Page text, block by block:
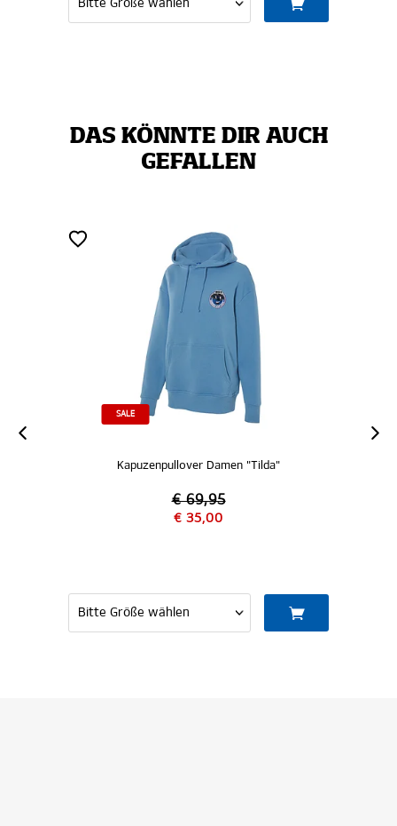
DAS KÖNNTE DIR AUCH
GEFALLEN
SALE
Kapuzenpullover Damen "Tilda"
€ 69,95
€ 35,00